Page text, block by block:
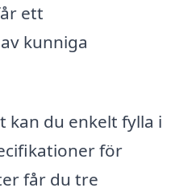
ett
kunniga
kan du enkelt fylla i
för
får du tre